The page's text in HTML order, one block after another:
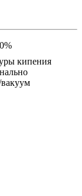
кипения